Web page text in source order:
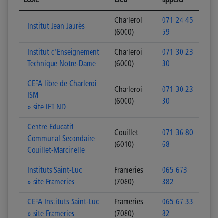
Institut Jean Jaurès
Charleroi
(6000)
071 24 45
59
Institut d'Enseignement
Technique Notre-Dame
Charleroi
(6000)
071 30 23
30
CEFA libre de Charleroi
ISM
» site IET ND
Charleroi
(6000)
071 30 23
30
Centre Educatif
Communal Secondaire
Couillet-Marcinelle
Couillet
(6010)
071 36 80
68
Instituts Saint-Luc
» site Frameries
Frameries
(7080)
065 673
382
CEFA Instituts Saint-Luc
» site Frameries
Frameries
(7080)
065 67 33
82